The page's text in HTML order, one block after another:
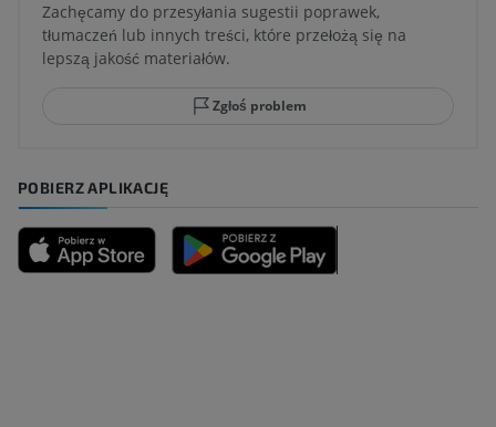
Zachęcamy do przesyłania sugestii poprawek,
tłumaczeń lub innych treści, które przełożą się na
lepszą jakość materiałów.
Zgłoś problem
POBIERZ APLIKACJĘ